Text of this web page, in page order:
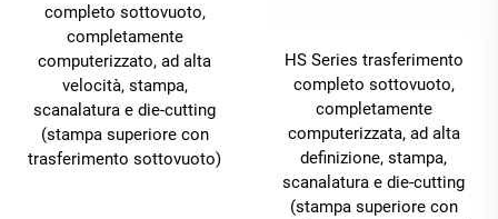
completo sottovuoto,
completamente
computerizzato, ad alta
velocità, stampa,
scanalatura e die-cutting
(stampa superiore con
trasferimento sottovuoto)
HS Series trasferimento
completo sottovuoto,
completamente
computerizzata, ad alta
definizione, stampa,
scanalatura e die-cutting
(stampa superiore con